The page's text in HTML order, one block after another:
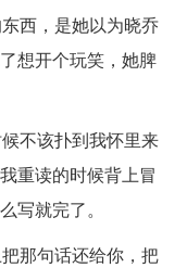
西，是她以为晓乔
想开个玩笑，她脾
不该扑到我怀里来
重读的时候背上冒
写就完了。
那句话还给你，把